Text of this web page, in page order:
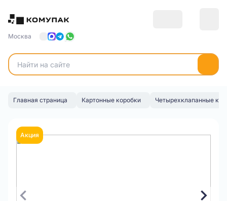
Москва
Главная страница Картонные коробки Четырехклапанные
Акция